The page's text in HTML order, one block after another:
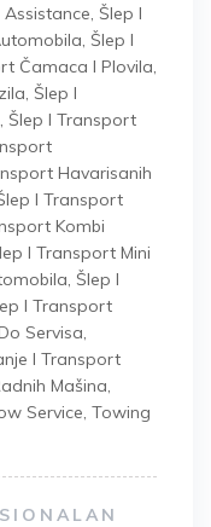
, Šlep I
, Šlep I
Čamaca I Plovila,
, Šlep I
, Šlep I Transport
Havarisanih
I Transport
Kombi
I Transport Mini
, Šlep I
I Transport
Servisa,
I Transport
Mašina,
Service, Towing